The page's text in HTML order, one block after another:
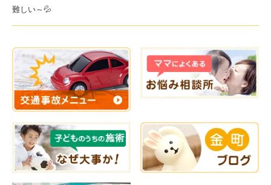
難しい～💦